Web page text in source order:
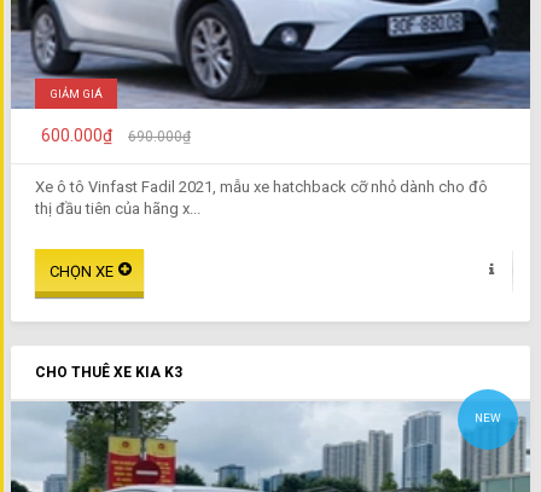
GIẢM GIÁ
600.000₫ 690.000₫
Xe ô tô Vinfast Fadil 2021, mẫu xe hatchback cỡ nhỏ dành cho đô
thị đầu tiên của hãng x...
CHO THUÊ XE KIA K3
NEW